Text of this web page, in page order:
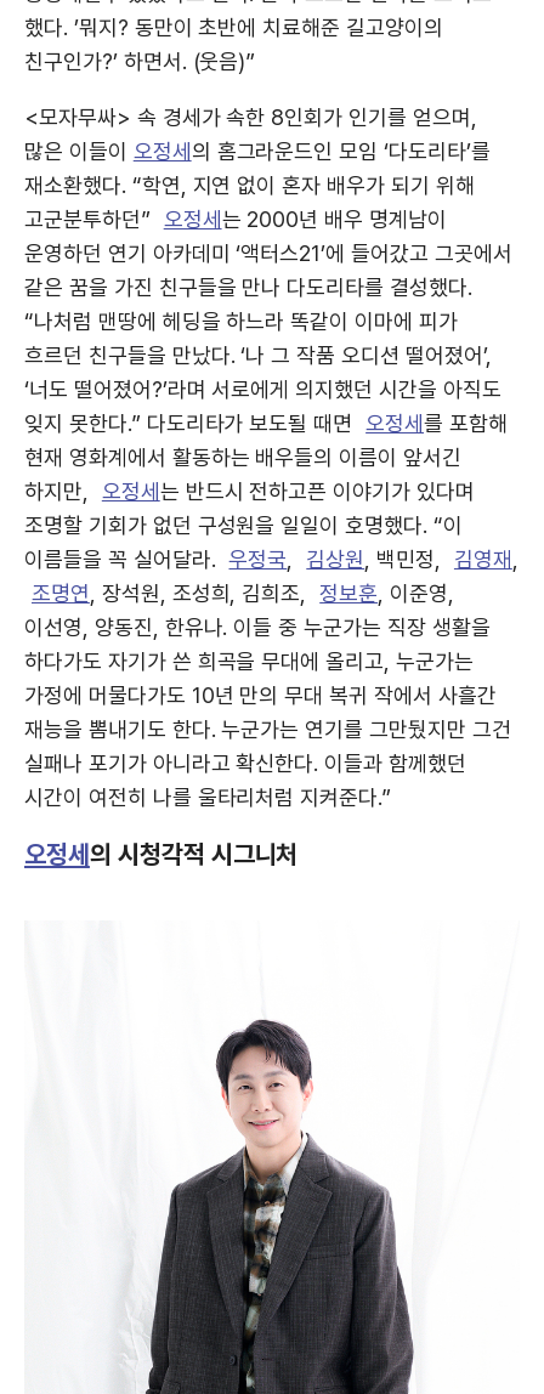
했다. ’뭐지? 동만이 초반에 치료해준 길고양이의
친구인가?’ 하면서. (웃음)”
<모자무싸> 속 경세가 속한 8인회가 인기를 얻으며,
많은 이들이 오정세 의 홈그라운드인 모임 ‘다도리타’를
재소환했다. “학연, 지연 없이 혼자 배우가 되기 위해
고군분투하던” 오정세 는 2000년 배우 명계남이
운영하던 연기 아카데미 ‘액터스21’에 들어갔고 그곳에서
같은 꿈을 가진 친구들을 만나 다도리타를 결성했다.
“나처럼 맨땅에 헤딩을 하느라 똑같이 이마에 피가
흐르던 친구들을 만났다. ‘나 그 작품 오디션 떨어졌어’,
‘너도 떨어졌어?’라며 서로에게 의지했던 시간을 아직도
잊지 못한다.” 다도리타가 보도될 때면
오정세를 포함해
현재 영화계에서 활동하는 배우들의 이름이 앞서긴
하지만,
오정세 는 반드시 전하고픈 이야기가 있다며
조명할 기회가 없던 구성원을 일일이 호명했다. “이
이름들을 꼭 실어달라. 우정국 김상원 , 백민정, 김영재
조명연 , 장석원, 조성희, 김희조, 정보훈 , 이준영,
이선영, 양동진, 한유나. 이들 중 누군가는 직장 생활을
하다가도 자기가 쓴 희곡을 무대에 올리고, 누군가는
가정에 머물다가도 10년 만의 무대 복귀 작에서 사흘간
재능을 뽐내기도 한다. 누군가는 연기를 그만뒀지만 그건
실패나 포기가 아니라고 확신한다. 이들과 함께했던
시간이 여전히 나를 울타리처럼 지켜준다.”
오정세의 시청각적 시그니처